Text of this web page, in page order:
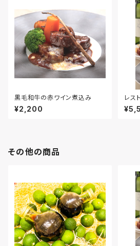
黒毛和牛の赤ワイン煮込み
¥2,200
レス
ース
その他の商品